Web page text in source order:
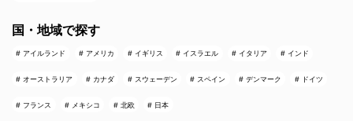
国・地域で探す
アイルランド アメリカ イギリス イスラエル イタリア インド
オーストラリア カナダ スウェーデン スペイン デンマーク ドイツ
フランス メキシコ 北欧 日本